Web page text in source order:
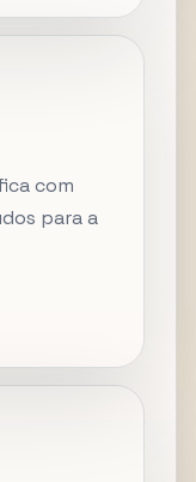
com
para a